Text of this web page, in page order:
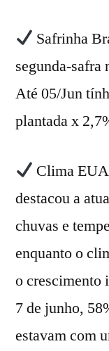
Safrinha
segunda-safra
Até 05/Jun
plantada x
Clima
destacou a
chuvas e
enquanto o
o crescimento
7 de junho,
estavam com